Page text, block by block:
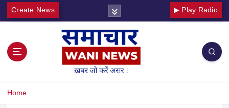
Create News ▶ Play Radio
Home